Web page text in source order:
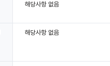
해당사항 없음
해당사항 없음